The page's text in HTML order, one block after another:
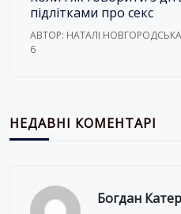
підлітками про секс
АВТОР: НАТАЛІ НОВГОРОДСЬКА
6
НЕДАВНІ КОМЕНТАРІ
Богдан